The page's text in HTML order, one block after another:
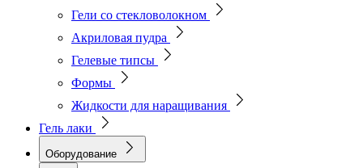
Гели со стекловолокном
Акриловая пудра
Гелевые типсы
Формы
Жидкости для наращивания
Гель лаки
Оборудование